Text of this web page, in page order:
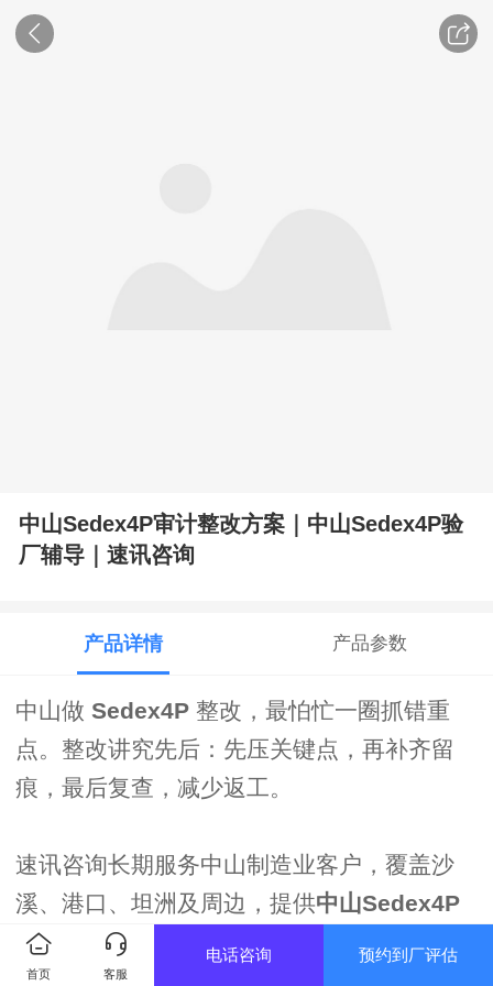
中山Sedex4P审计整改方案｜中山Sedex4P验
厂辅导｜速讯咨询
产品详情 产品参数
中山做 Sedex4P 整改，最怕忙一圈抓错重
点。整改讲究先后：先压关键点，再补齐留
痕，最后复查，减少返工。
速讯咨询长期服务中山制造业客户，覆盖沙
溪、港口、坦洲及周边，提供中山Sedex4P
审计整改方案
相关支持：先确认买家范围与要
求，再按抽查习惯整理资料目录，关键现场点
首页 客服
电话咨询 预约到厂评估